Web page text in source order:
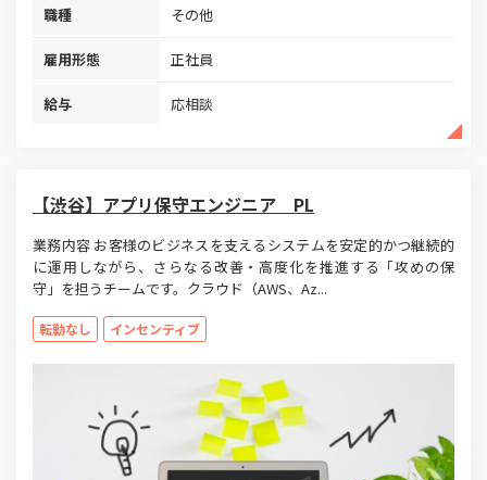
職種 その他
雇用形態 正社員
給与 応相談
【渋谷】アプリ保守エンジニア PL
業務内容 お客様のビジネスを支えるシステムを安定的かつ継続的
に運用しながら、さらなる改善・高度化を推進する「攻めの保
守」を担うチームです。クラウド（AWS、Az...
転勤なし インセンティブ